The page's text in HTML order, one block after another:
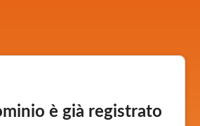
è già registrato